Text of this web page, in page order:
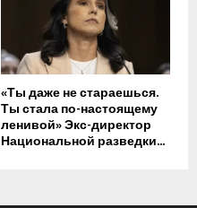
«Ты даже не стараешься.
Ты стала по-настоящему
ленивой» Экс-директор
Национальной разведки...